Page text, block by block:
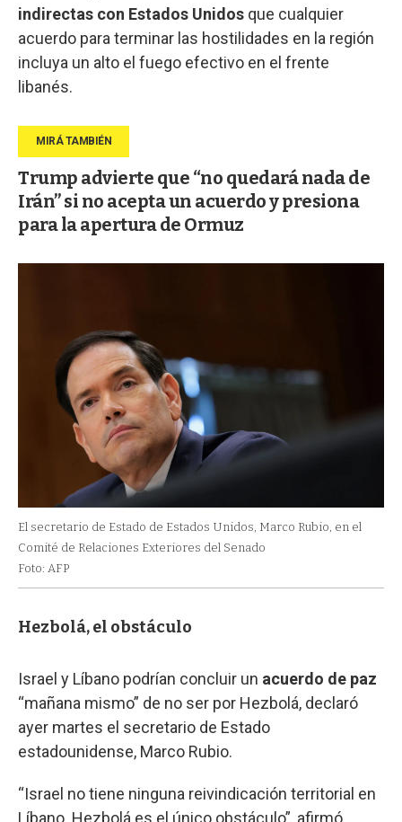
indirectas con Estados Unidos que cualquier
acuerdo para terminar las hostilidades en la región
incluya un alto el fuego efectivo en el frente
libanés.
Trump advierte que “no quedará nada de
Irán” si no acepta un acuerdo y presiona
para la apertura de Ormuz
El secretario de Estado de Estados Unidos, Marco Rubio, en el
Comité de Relaciones Exteriores del Senado
Foto: AFP
Hezbolá, el obstáculo
Israel y Líbano podrían concluir un acuerdo de paz
“mañana mismo” de no ser por Hezbolá, declaró
ayer martes el secretario de Estado
estadounidense, Marco Rubio.
“Israel no tiene ninguna reivindicación territorial en
Líbano. Hezbolá es el único obstáculo”, afirmó